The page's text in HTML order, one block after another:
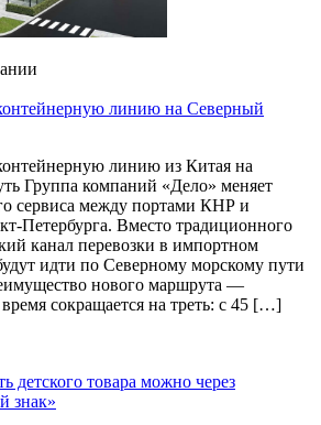
линию на Северный
линию из Китая на
Группа компаний «Дело» меняет
сервиса между портами КНР и
Петербурга. Вместо традиционного
канал перевозки в импортном
идти по Северному морскому пути
нового маршрута —
время сокращается на треть: с 45 […]
детского товара можно через
знак»